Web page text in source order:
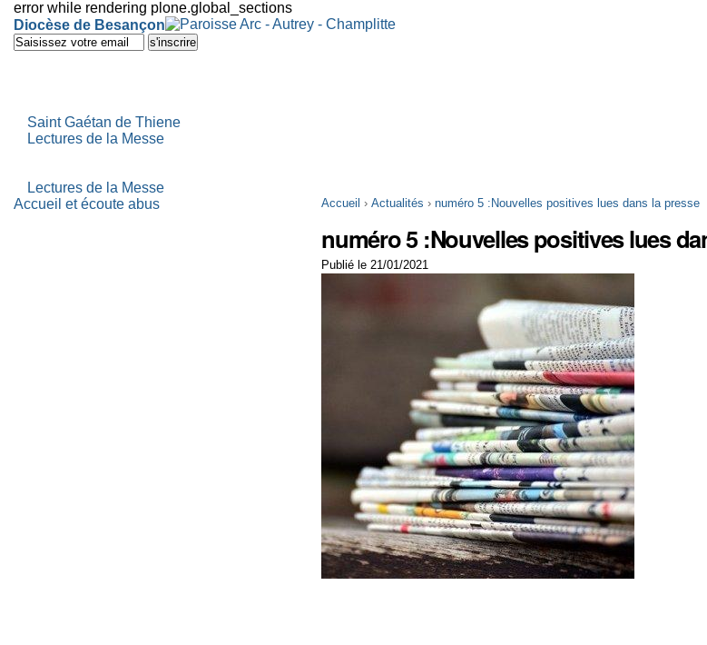
error while rendering plone.global_sections
Outils
personnels
Diocèse de Besançon
Aller
au
Saint Gaétan de Thiene
Lectures de la Messe
Lectures de la Messe
Accueil ›Actualités ›numéro 5 :Nouvelles positives lues dans la presse
numéro 5 :Nouvelles positives lues
Publié le 21/01/2021
Accueil et écoute abus